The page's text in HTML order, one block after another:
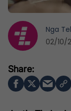
Nga
02/10/